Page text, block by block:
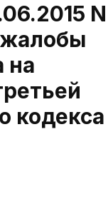
N
на
кодекса